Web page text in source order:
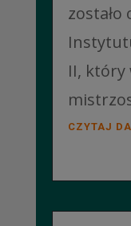
II, który
CZYTAJ